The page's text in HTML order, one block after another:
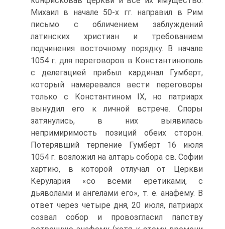
Михаил в начале 50-х гг. направил в Рим
письмо с обличением заблуждений
латинских христиан и требованием
подчинения восточному по­рядку. В начале
1054 г. для переговоров в Константинополь
с делегацией прибыл кардинал Гумберт,
который намеревался вести переговоры
только с Константи­ном IX, но патриарх
вынудил его к личной встрече. Споры
затянулись, в них вы­явилась
непримиримость позиций обеих сторон.
Потерявший терпение Гумберт 16 июля
1054 г. возложил на алтарь собора св. Софии
хартию, в которой отлучал от Церкви
Керулария «со всеми еретиками, с
дьяволами и ангелами его», т. е. ана­фему. В
ответ через четыре дня, 20 июля, патриарх
созвал собор и провозгласил папству